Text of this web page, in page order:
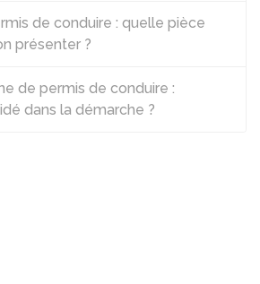
de conduire : quelle pièce
présenter ?
de permis de conduire :
dans la démarche ?